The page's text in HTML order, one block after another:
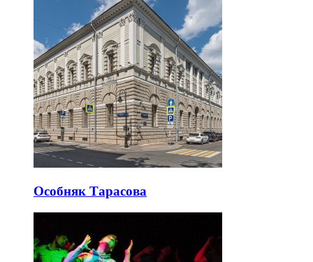
Особняк Тарасова